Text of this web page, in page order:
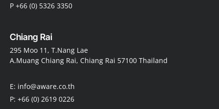
P +66 (0) 5326 3350
Chiang Rai
295 Moo 11, T.Nang Lae
A.Muang Chiang Rai, Chiang Rai 57100 Thailand
E: info@aware.co.th
P: +66 (0) 2619 0226